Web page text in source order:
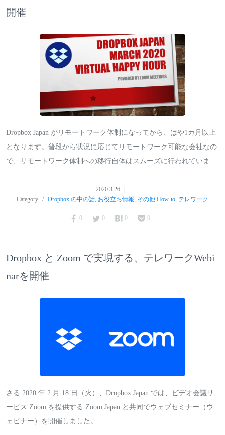
開催
Dropbox Japan がリモートワーク体制になってから、はや1カ月以上
となります。普段から状況に応じてリモートワーク可能な会社なの
で、リモートワーク体制への移行自体はスムーズに行われていま…
2020.3.26
Category
Dropbox の中の話, お役立ち情報, その他 How-to, テレワーク
0 0 0 0
Dropbox と Zoom で実現する、テレワークWebi
narを開催
さる 2020 年 2 月 18 日（火）、Dropbox Japan では、ビデオ会議サ
ービス Zoom を提供する Zoom Japan と共同でウェブセミナー（ウ
ェビナー）を開催しました。…